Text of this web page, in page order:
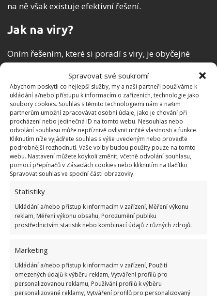
Spravovat své soukromí
Abychom poskytli co nejlepší služby, my a naši partneři používáme k
ukládání a/nebo přístupu k informacím o zařízeních, technologie jako
soubory cookies. Souhlas s těmito technologiemi nám a našim
partnerům umožní zpracovávat osobní údaje, jako je chování při
procházení nebo jedinečná ID na tomto webu. Nesouhlas nebo
odvolání souhlasu může nepříznivě ovlivnit určité vlastnosti a funkce.
Kliknutím níže vyjádřete souhlas s výše uvedeným nebo proveďte
podrobnější rozhodnutí. Vaše volby budou použity pouze na tomto
webu. Nastavení můžete kdykoli změnit, včetně odvolání souhlasu,
pomocí přepínačů v Zásadách cookies nebo kliknutím na tlačítko
Spravovat souhlas ve spodní části obrazovky.
Statistiky
Ukládání a/nebo přístup k informacím v zařízení, Měření výkonu
reklam, Měření výkonu obsahu, Porozumění publiku
prostřednictvím statistik nebo kombinací údajů z různých zdrojů.
Marketing
Ukládání a/nebo přístup k informacím v zařízení, Použití
omezených údajů k výběru reklam, Vytváření profilů pro
personalizovanou reklamu, Používání profilů k výběru
personalizované reklamy, Vytváření profilů pro personalizovaný
na ně však existuje efektivní řešení.
Jak na viry?
Oním řešením, které si poradí s viry, je obyčejné
možné? Odpověď se nachází v samotném viru. Ten je
obalený membránou tvořenou tukem. Jednoduše
řečeno, tato vrstva chrání vir před rozpadem a
udržuje jej pohromadě. Jakmile se tato membrána
naruší – čehož lze dosáhnout právě s pomocí tuku –
dojde k rozpadu samotného viru. Ten tak ztrácí
schopnost proniknout do organismu hostitele.
Proto je důležité si okamžitě po návratu domů
pečlivě umýt ruce mýdlem. Z výše uvedeného
důvodu je vhodné použít speciální mýdlo i na praní
oblečení či ložního prádla.
přípravků s obsahem tuků, které spolu se zárodky
obávaného viru výrazně zmírní také zvýšené obavy z
onemocnění, které jsou v současné době